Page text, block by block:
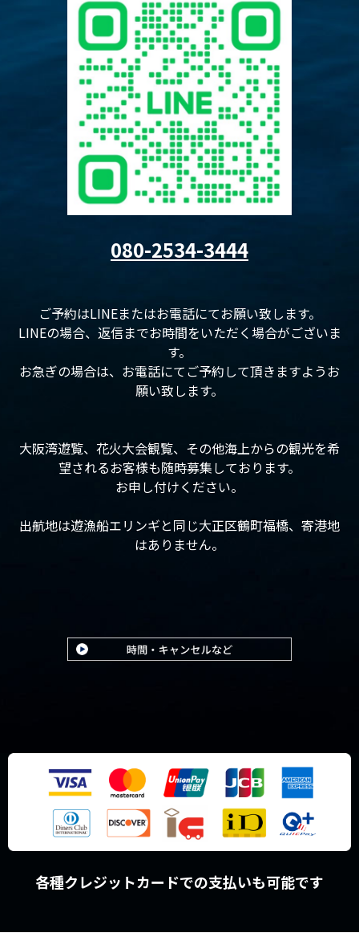
080-2534-3444
ご予約はLINEまたはお電話にてお願い致します。
LINEの場合、返信までお時間をいただく場合がございま
す。
お急ぎの場合は、お電話にてご予約して頂きますようお
願い致します。
大阪湾遊覧、花火大会観覧、その他海上からの観光を希
望されるお客様も随時募集しております。
お申し付けください。
出航地は遊漁船エリンギと同じ大正区鶴町福橋、寄港地
はありません。
各種クレジットカードでの支払いも可能です